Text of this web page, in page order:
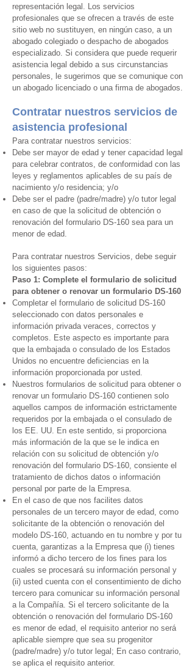
representación legal. Los servicios
profesionales que se ofrecen a través de este
sitio web no sustituyen, en ningún caso, a un
abogado colegiado o despacho de abogados
especializado. Si considera que puede requerir
asistencia legal debido a sus circunstancias
personales, le sugerimos que se comunique con
un abogado licenciado o una firma de abogados.
Contratar nuestros servicios de
asistencia profesional
Para contratar nuestros servicios:
Debe ser mayor de edad y tener capacidad legal
para celebrar contratos, de conformidad con las
leyes y reglamentos aplicables de su país de
nacimiento y/o residencia; y/o
Debe ser el padre (padre/madre) y/o tutor legal
en caso de que la solicitud de obtención o
renovación del formulario DS-160 sea para un
menor de edad.
Para contratar nuestros Servicios, debe seguir
los siguientes pasos:
Paso 1: Complete el formulario de solicitud
para obtener o renovar un formulario DS-160
Completar el formulario de solicitud DS-160
seleccionado con datos personales e
información privada veraces, correctos y
completos. Este aspecto es importante para
que la embajada o consulado de los Estados
Unidos no encuentre deficiencias en la
información proporcionada por usted.
Nuestros formularios de solicitud para obtener o
renovar un formulario DS-160 contienen solo
aquellos campos de información estrictamente
requeridos por la embajada o el consulado de
los EE. UU. En este sentido, si proporciona
más información de la que se le indica en
relación con su solicitud de obtención y/o
renovación del formulario DS-160, consiente el
tratamiento de dichos datos o información
personal por parte de la Empresa.
En el caso de que nos facilites datos
personales de un tercero mayor de edad, como
solicitante de la obtención o renovación del
modelo DS-160, actuando en tu nombre y por tu
cuenta, garantizas a la Empresa que (i) tienes
informó a dicho tercero de los fines para los
cuales se procesará su información personal y
(ii) usted cuenta con el consentimiento de dicho
tercero para comunicar su información personal
a la Compañía. Si el tercero solicitante de la
obtención o renovación del formulario DS-160
es menor de edad, el requisito anterior no será
aplicable siempre que sea su progenitor
(padre/madre) y/o tutor legal; En caso contrario,
se aplica el requisito anterior.